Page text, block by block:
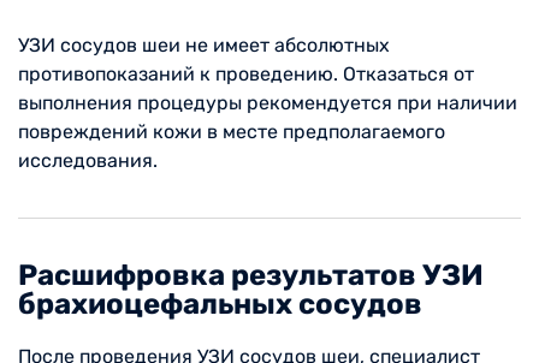
УЗИ сосудов шеи не имеет абсолютных
противопоказаний к проведению. Отказаться от
выполнения процедуры рекомендуется при наличии
повреждений кожи в месте предполагаемого
исследования.
Расшифровка результатов УЗИ
брахиоцефальных сосудов
После проведения УЗИ сосудов шеи, специалист